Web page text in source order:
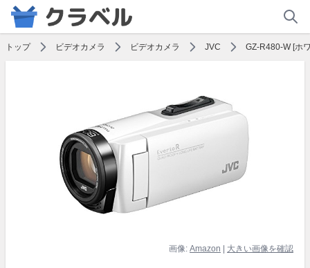
トップ ビデオカメラ ビデオカメラ JVC GZ-R480-W [ホ
画像: Amazon 大きい画像を確認